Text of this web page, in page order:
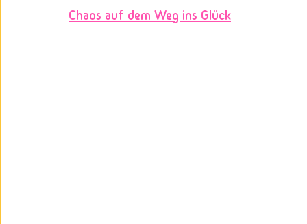
Chaos auf dem Weg ins Glück